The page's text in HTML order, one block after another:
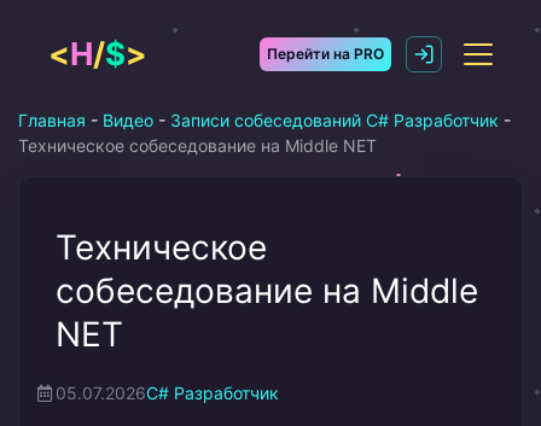
содержимому
<H/$> Перейти на PRO
Главная - Видео - Записи собеседований C# Разработчик -
Техническое собеседование на Middle NET
Техническое
собеседование на Middle
NET
05.07.2026C# Разработчик